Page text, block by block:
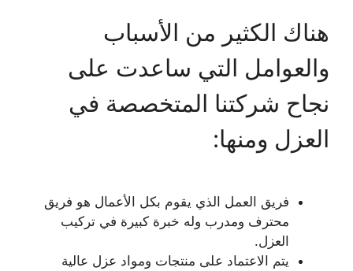
هناك الكثير من الأسباب
والعوامل التي ساعدت على
نجاح شركتنا المتخصصة في
العزل ومنها:
فريق العمل الذي يقوم بكل الأعمال هو فريق
محترف ومدرب وله خبرة كبيرة في تركيب
العزل.
يتم الاعتماد على منتجات ومواد عزل عالية